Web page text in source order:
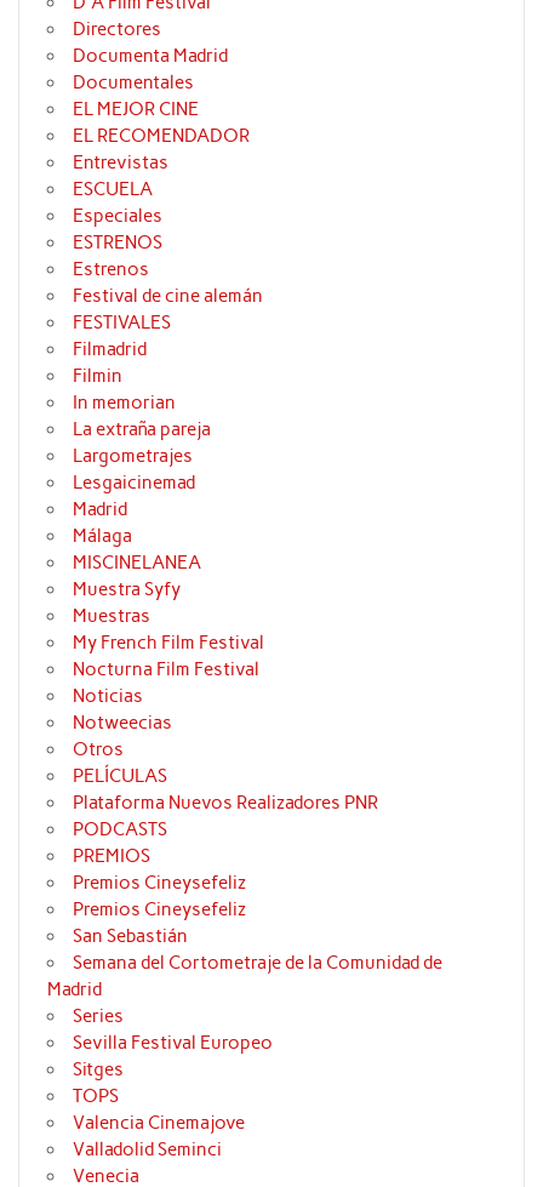
Directores
Documenta Madrid
Documentales
EL MEJOR CINE
EL RECOMENDADOR
Entrevistas
ESCUELA
Especiales
ESTRENOS
Estrenos
Festival de cine alemán
FESTIVALES
Filmadrid
Filmin
In memorian
La extraña pareja
Largometrajes
Lesgaicinemad
Madrid
Málaga
MISCINELANEA
Muestra Syfy
Muestras
My French Film Festival
Nocturna Film Festival
Noticias
Notweecias
Otros
PELÍCULAS
Plataforma Nuevos Realizadores PNR
PODCASTS
PREMIOS
Premios Cineysefeliz
Premios Cineysefeliz
San Sebastián
Semana del Cortometraje de la Comunidad de
Madrid
Series
Sevilla Festival Europeo
Sitges
TOPS
Valencia Cinemajove
Valladolid Seminci
Venecia